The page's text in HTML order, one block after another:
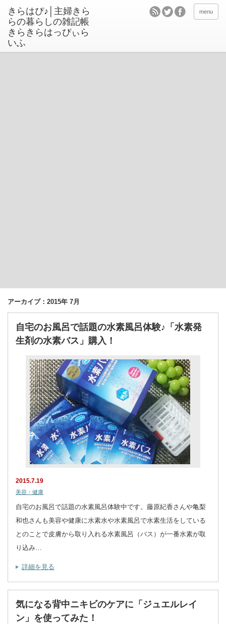
きらはぴ♪│主婦きら
らの暮らしの雑記帳
きらきらはっぴぃら
いふ
menu
アーカイブ：2015年 7月
自宅のお風呂で話題の水素風呂体験♪「水素発
生剤の水素バス」購入！
2015.7.19
美容・健康
自宅のお風呂で話題の水素風呂体験中です。藤原紀香さんや亀梨
和也さんも美容や健康に水素水や水素風呂で水素生活をしている
とのことで皮膚から取り入れる水素風呂（バス）が一番水素が取
り込み…
詳細を見る
気になる背中ニキビのケアに「ジュエルレイ
ン」を使ってみた！